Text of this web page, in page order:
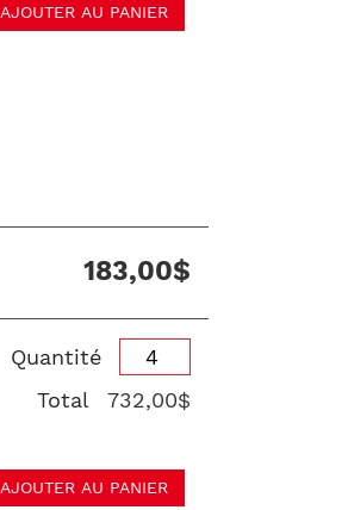
AJOUTER AU PANIER
183,00$
Quantité
Total
732,00$
AJOUTER AU PANIER